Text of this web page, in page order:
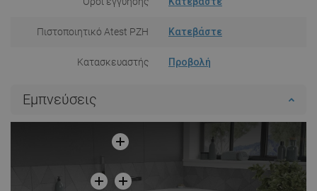
Πιστοποιητικό Atest PZH Κατεβάστε
Κατασκευαστής Προβολή
Εμπνεύσεις